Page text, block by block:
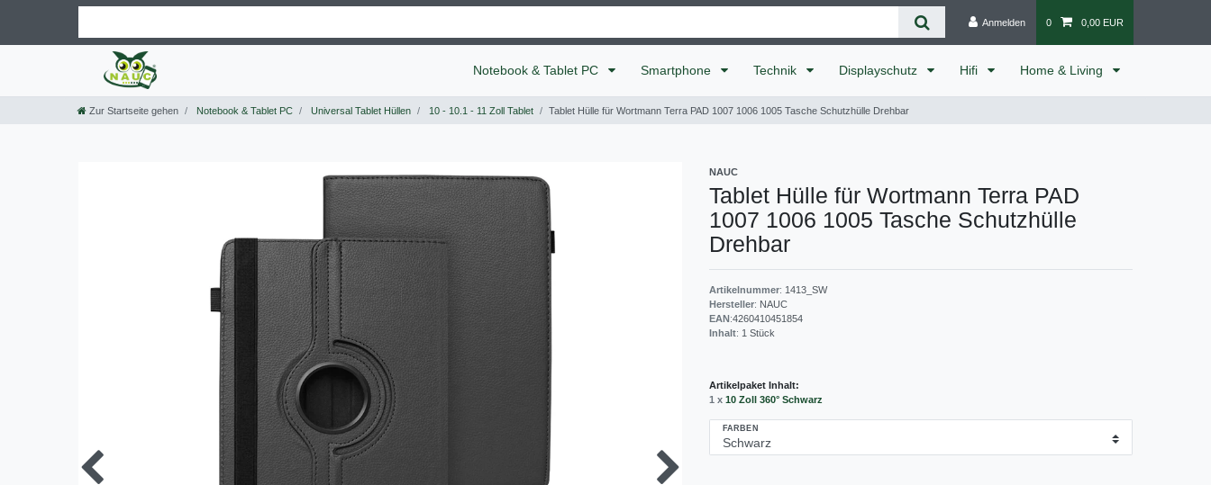
Anmelden 0 0,00 EUR
Notebook & Tablet PC Smartphone Technik Displayschutz Hifi Home & Living
Zur Startseite gehen Notebook & Tablet PC Universal Tablet Hüllen 10 - 10.1 - 11 Zoll Tablet Tablet Hülle für Wortmann Terra PAD 1007 1006 1005 Tasche Schutzhülle Drehbar
NAUC
Tablet Hülle für Wortmann Terra PAD
1007 1006 1005 Tasche Schutzhülle
Drehbar
Artikelnummer: 1413_SW
Hersteller: NAUC
EAN:4260410451854
Inhalt: 1 Stück
Artikelpaket Inhalt:
1 x 10 Zoll 360° Schwarz
FARBEN